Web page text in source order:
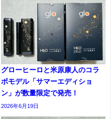
グローヒーロと米原康人のコラ
ボモデル「サマーエディショ
ン」が数量限定で発売！
2026年6月19日